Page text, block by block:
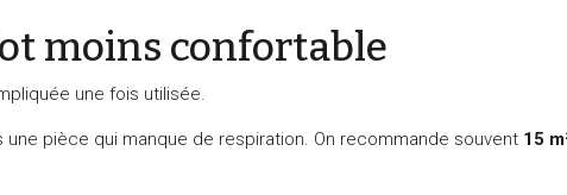
moins confortable
une fois utilisée.
pièce qui manque de respiration. On recommande souvent 15